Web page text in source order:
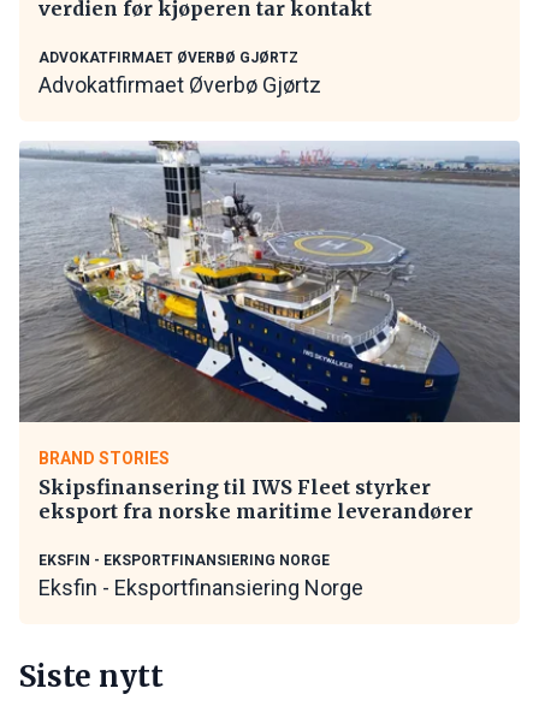
verdien før kjøperen tar kontakt
ADVOKATFIRMAET ØVERBØ GJØRTZ
Advokatfirmaet Øverbø Gjørtz
BRAND STORIES
Skipsfinansering til IWS Fleet styrker
eksport fra norske maritime leverandører
EKSFIN - EKSPORTFINANSIERING NORGE
Eksfin - Eksportfinansiering Norge
Siste nytt